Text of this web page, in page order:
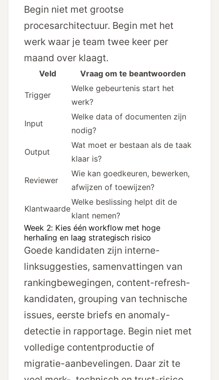
Begin niet met grootse
procesarchitectuur. Begin met het
werk waar je team twee keer per
maand over klaagt.
Veld Vraag om te beantwoorden
Trigger
Welke gebeurtenis start het
werk?
Input
Welke data of documenten zijn
nodig?
Output
Wat moet er bestaan als de taak
klaar is?
Reviewer
Wie kan goedkeuren, bewerken,
afwijzen of toewijzen?
Klantwaarde
Welke beslissing helpt dit de
klant nemen?
Week 2: Kies één workflow met hoge
herhaling en laag strategisch risico
Goede kandidaten zijn interne-
linksuggesties, samenvattingen van
rankingbewegingen, content-refresh-
kandidaten, grouping van technische
issues, eerste briefs en anomaly-
detectie in rapportage. Begin niet met
volledige contentproductie of
migratie-aanbevelingen. Daar zit te